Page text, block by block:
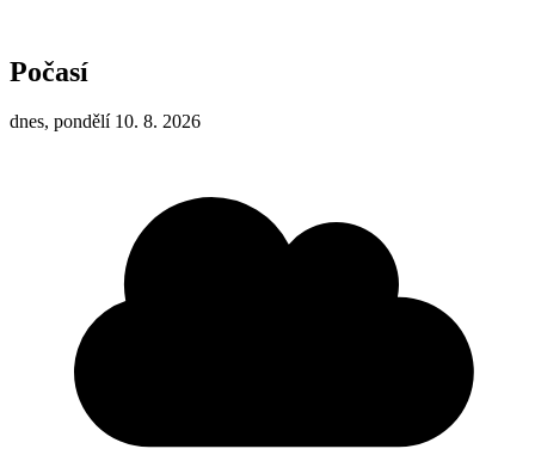
Počasí
dnes, pondělí 10. 8. 2026